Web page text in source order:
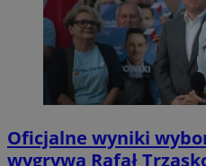
Oficjalne wyniki
wygrywa Rafał